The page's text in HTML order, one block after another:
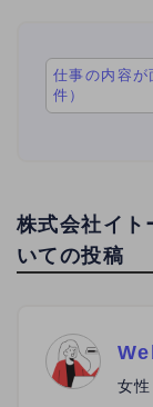
仕事の内容
件）
株式会社イト
いての投稿
女性